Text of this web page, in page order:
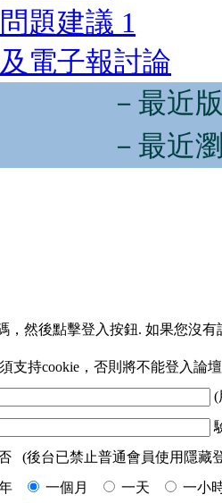
題建議 1
電子報討論
－最近
－最近
，然後點擊登入按鈕. 如果您沒
支持cookie，否則將不能登入論
(
(後台已禁止普通會員使用隱藏
一個月 一天
一小